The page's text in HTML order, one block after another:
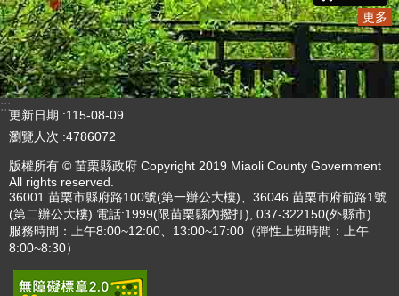
更多
:::
更新日期
115-08-09
瀏覽人次 4786072
版權所有 © 苗栗縣政府 Copyright 2019 Miaoli County Government
All rights reserved.
36001 苗栗市縣府路100號(第一辦公大樓)、36046 苗栗市府前路1號
(第二辦公大樓) 電話:1999(限苗栗縣內撥打), 037-322150(外縣市)
服務時間：上午8:00~12:00、13:00~17:00（彈性上班時間：上午
8:00~8:30）